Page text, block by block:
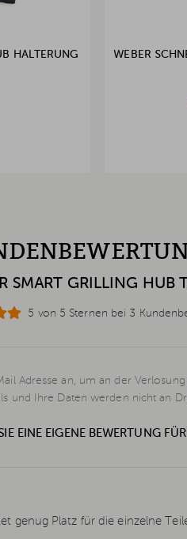
HALTERUNG WEBER
SMART GRILLING HUB
5 von 5 Sternen bei 3
Adresse an, um an der
und Ihre Daten werden nicht an
EINE EIGENE BEWERTUNG
genug Platz für die einzelne